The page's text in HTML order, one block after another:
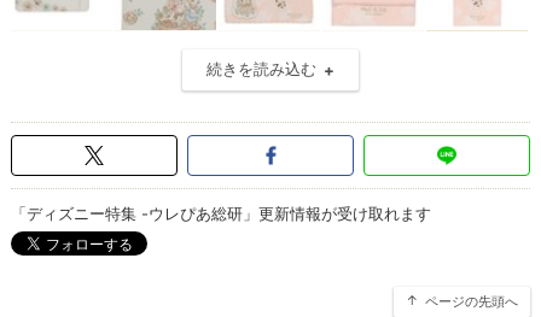
続きを読み込む
「ディズニー特集 -ウレぴあ総研」更新情報が受け取れます
ページの先頭へ